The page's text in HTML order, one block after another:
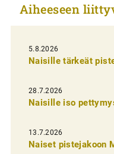
e
i
e
n
s
e
l
Aiheeseen
5.8.2026
Naisille tärkeät
28.7.2026
Naisille iso
13.7.2026
Naiset pistejakoon